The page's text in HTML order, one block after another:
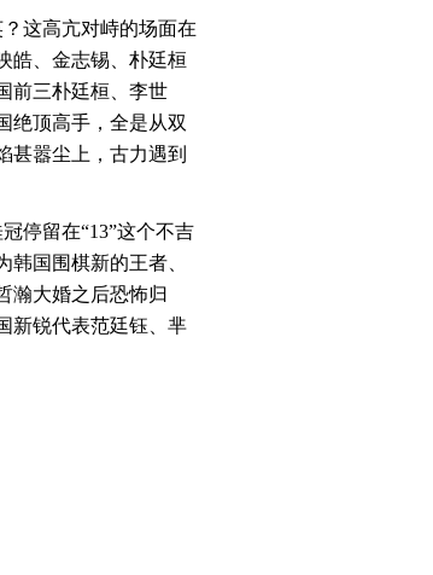
这高亢对峙的场面在
皓、金志锡、朴廷桓
前三朴廷桓、李世
绝顶高手，全是从双
甚嚣尘上，古力遇到
停留在“13”这个不吉
国围棋新的王者、
瀚大婚之后恐怖归
新锐代表范廷钰、芈